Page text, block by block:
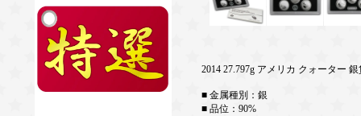
2014 27.797g アメリカ クォーター
■ 金属種別：銀
■ 品位：90%